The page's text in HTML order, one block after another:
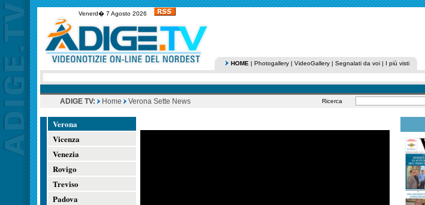
Venerd� 7 Agosto 2026
HOME | Photogallery | VideoGallery | Segnalati da voi | I più visti
ADIGE TV: Home Verona Sette News Ricerca
Verona
Vicenza
Venezia
Rovigo
Treviso
Padova